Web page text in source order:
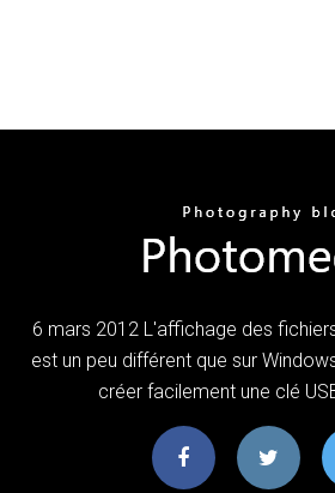
6 mars 2012 L'affichage des
est un peu différent que sur
créer facilement une clé